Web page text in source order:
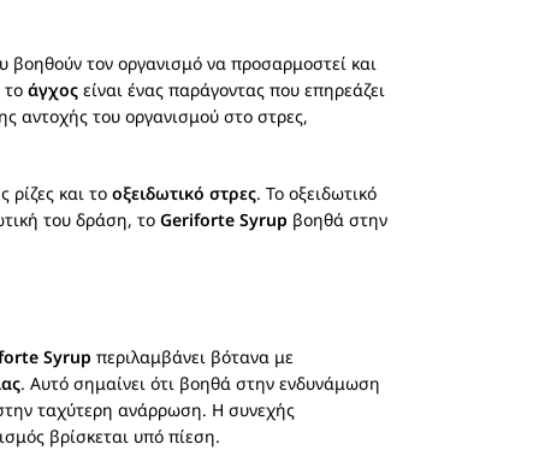
τον οργανισμό να προσαρμοστεί και
το άγχος είναι ένας παράγοντας που επηρεάζει
αντοχής του οργανισμού στο στρες,
ρίζες και το οξειδωτικό στρες. Το οξειδωτικό
του δράση, το Geriforte Syrup βοηθά στην
Syrup περιλαμβάνει βότανα με
. Αυτό σημαίνει ότι βοηθά στην ενδυνάμωση
ταχύτερη ανάρρωση. Η συνεχής
βρίσκεται υπό πίεση.